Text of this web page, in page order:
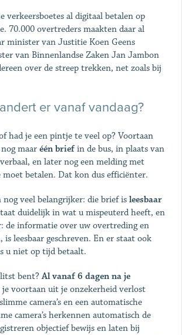
verkeersboetes al digitaal betalen op
70.000 overtreders maakten daar al
minister van Justitie Koen Geens
van Binnenlandse Zaken Jan Jambon
over de streep trekken, net zoals bij
er vanaf vandaag?
had je een pintje te veel op? Voortaan
maar één briefin de bus, in plaats van
en later nog een melding met
moet betalen. Dat kon dus efficiënter.
nog veel belangrijker: die brief is leesbaar
duidelijk in wat u mispeuterd heeft, en
de informatie over uw overtreding en
leesbaar geschreven. En er staat ook
u niet op tijd betaalt.
bent?Al vanaf 6 dagen na je
voortaan uit je onzekerheid verlost
camera’s en een automatische
camera’s herkennen automatisch de
objectief bewijs en laten bij